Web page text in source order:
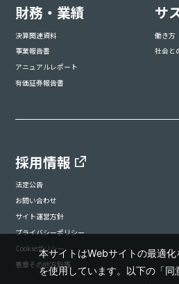
財務・業績
決算関連資料
事業報告書
アニュアルレポート
有価証券報告書
サ
働き方
社会と
採用情報
法定公告
お問い合わせ
サイト運営方針
プライバシーポリシー
Cookieポリシー
憲章その他方針等
本サイトはWebサイトの最適
を使用しています。以下の「